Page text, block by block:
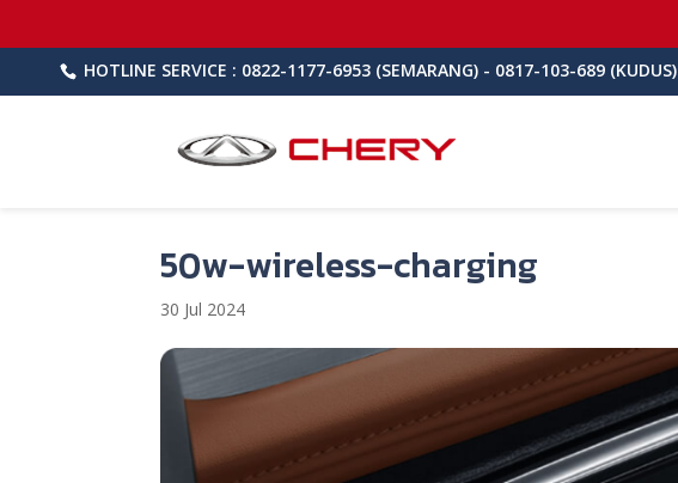
HOTLINE SERVICE : 0822-1177-6953 (SEMARANG) - 0817-103-689 (KUDUS)
50w-wireless-charging
30 Jul 2024